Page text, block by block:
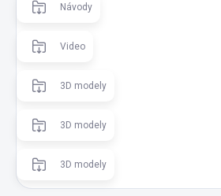
Návody
Video
3D modely
3D modely
3D modely